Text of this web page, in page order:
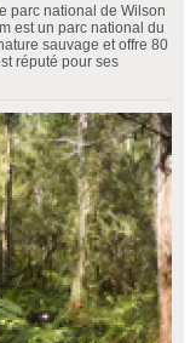
parc national de Wilson
est un parc national du
sauvage et offre 80
réputé pour ses